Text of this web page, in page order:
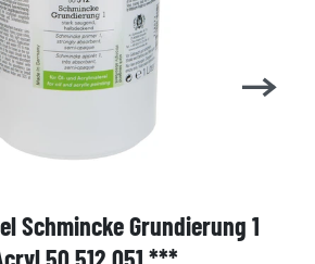
Schmincke Grundierung 1
50 512 051 ***